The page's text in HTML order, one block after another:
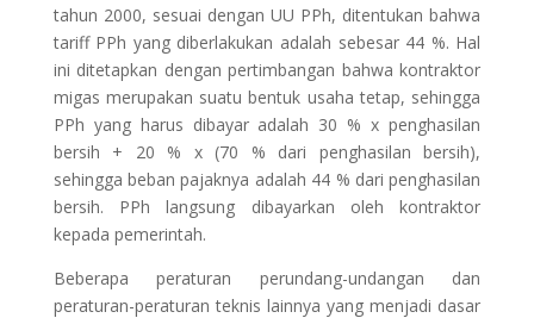
tahun 2000, sesuai dengan UU PPh, ditentukan bahwa
tariff PPh yang diberlakukan adalah sebesar 44 %. Hal
ini ditetapkan dengan pertimbangan bahwa kontraktor
migas merupakan suatu bentuk usaha tetap, sehingga
PPh yang harus dibayar adalah 30 % x penghasilan
bersih + 20 % x (70 % dari penghasilan bersih),
sehingga beban pajaknya adalah 44 % dari penghasilan
bersih. PPh langsung dibayarkan oleh kontraktor
kepada pemerintah.
Beberapa peraturan perundang-undangan dan
peraturan-peraturan teknis lainnya yang menjadi dasar